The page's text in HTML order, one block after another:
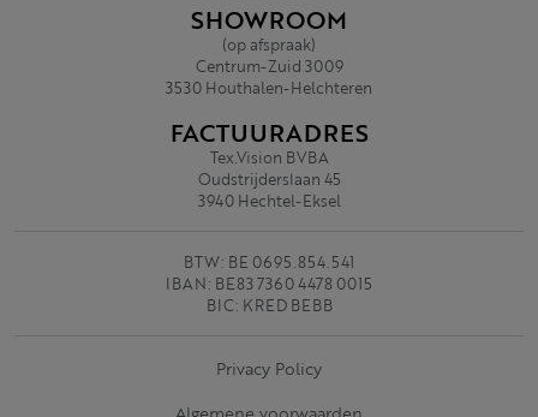
SHOWROOM
(op afspraak)
Centrum-Zuid 3009
3530 Houthalen-Helchteren
FACTUURADRES
Tex.Vision BVBA
Oudstrijderslaan 45
3940 Hechtel-Eksel
BTW: BE 0695.854.541
IBAN: BE83 7360 4478 0015
BIC: KRED BEBB
Privacy Policy